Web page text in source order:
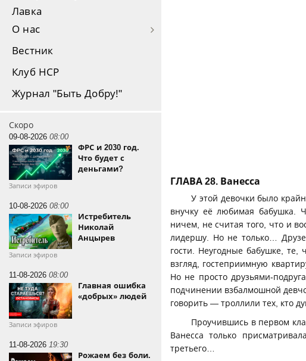
Лавка
О нас
Вестник
Клуб НСР
Журнал "Быть Добру!"
Скоро
09-08-2026 08:00
ФРС и 2030 год.
Что будет с
деньгами?
Записи эфиров
10-08-2026 08:00
Истребитель
Николай
Анцырев
Записи эфиров
11-08-2026 08:00
Главная ошибка
«добрых» людей
Записи эфиров
11-08-2026 19:30
Рожаем без боли.
ГЛАВА 28. Ванесса
У этой девочки было
внучку её любимая бабушка.
ничем, не считая того, что и
лидершу. Но не только…
гости. Неугодные бабушке,
взгляд, гостеприимную
Но не просто друзьями-
подчинении взбалмошной
говорить — троллили тех, кто
Проучившись в первом
Ванесса только
третьего…